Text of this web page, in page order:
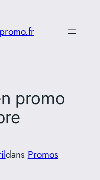
promo
dans Promos